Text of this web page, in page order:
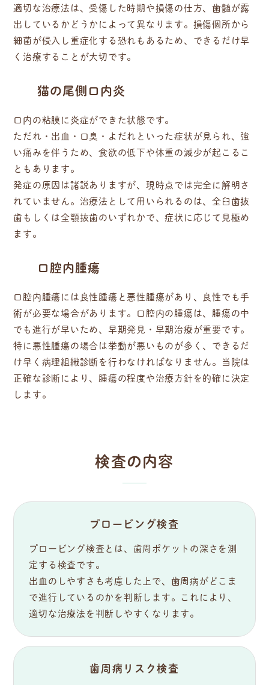
適切な治療法は、受傷した時期や損傷の仕方、歯髄が露
出しているかどうかによって異なります。損傷個所から
細菌が侵入し重症化する恐れもあるため、できるだけ早
く治療することが大切です。
猫の尾側口内炎
口内の粘膜に炎症ができた状態です。
ただれ・出血・口臭・よだれといった症状が見られ、強
い痛みを伴うため、食欲の低下や体重の減少が起こるこ
ともあります。
発症の原因は諸説ありますが、現時点では完全に解明さ
れていません。治療法として用いられるのは、全臼歯抜
歯もしくは全顎抜歯のいずれかで、症状に応じて見極め
ます。
口腔内腫瘍
口腔内腫瘍には良性腫瘍と悪性腫瘍があり、良性でも手
術が必要な場合があります。口腔内の腫瘍は、腫瘍の中
でも進行が早いため、早期発見・早期治療が重要です。
特に悪性腫瘍の場合は挙動が悪いものが多く、できるだ
け早く病理組織診断を行わなければなりません。当院は
正確な診断により、腫瘍の程度や治療方針を的確に決定
します。
検査の内容
プロービング検査
プロービング検査とは、歯周ポケットの深さを測
定する検査です。
出血のしやすさも考慮した上で、歯周病がどこま
で進行しているのかを判断します。これにより、
適切な治療法を判断しやすくなります。
歯周病リスク検査